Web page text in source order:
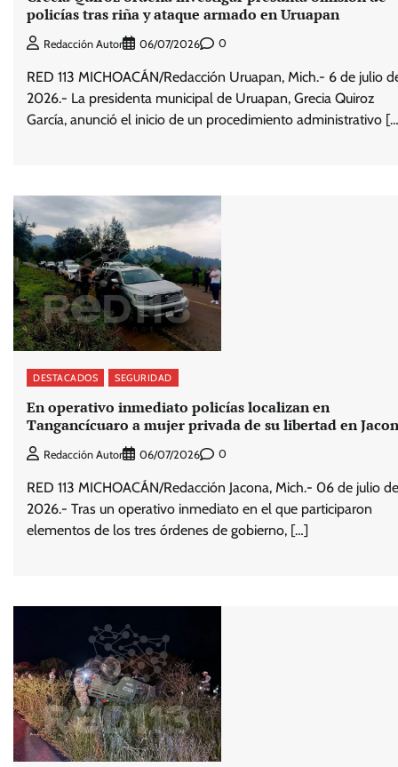
policías tras riña y ataque armado en Uruapan
Redacción Autor 06/07/2026 0
RED 113 MICHOACÁN/Redacción Uruapan, Mich.- 6 de julio
2026.- La presidenta municipal de Uruapan, Grecia Quiroz
García, anunció el inicio de un procedimiento administrativo
DESTACADOS SEGURIDAD
En operativo inmediato policías localizan en
Tangancícuaro a mujer privada de su libertad en
Redacción Autor 06/07/2026 0
RED 113 MICHOACÁN/Redacción Jacona, Mich.- 06 de julio de
2026.- Tras un operativo inmediato en el que participaron
elementos de los tres órdenes de gobierno, […]